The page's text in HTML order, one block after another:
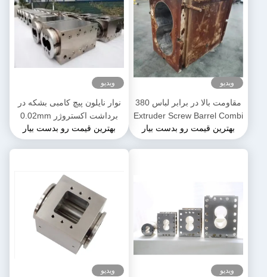
ویدیو
مقاومت بالا در برابر لباس 380
Extruder Screw Barrel Combi
Barrels برای پتروشیمی
بهترین قیمت رو بدست بیار
ویدیو
نوار نایلون پیچ کامبی بشکه در
برداشت اکستروژر 0.02mm
برای ماشین اکستروژ پلاستیکی
بهترین قیمت رو بدست بیار
ویدیو ویدیو